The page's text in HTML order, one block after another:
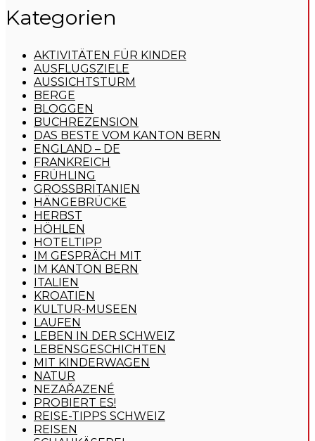
Kategorien
AKTIVITÄTEN FÜR KINDER
AUSFLUGSZIELE
AUSSICHTSTURM
BERGE
BLOGGEN
BUCHREZENSION
DAS BESTE VOM KANTON BERN
ENGLAND – DE
FRANKREICH
FRÜHLING
GROSSBRITANIEN
HÄNGEBRÜCKE
HERBST
HÖHLEN
HOTELTIPP
IM GESPRÄCH MIT
IM KANTON BERN
ITALIEN
KROATIEN
KULTUR-MUSEEN
LAUFEN
LEBEN IN DER SCHWEIZ
LEBENSGESCHICHTEN
MIT KINDERWAGEN
NATUR
NEZAŘAZENÉ
PROBIERT ES!
REISE-TIPPS SCHWEIZ
REISEN